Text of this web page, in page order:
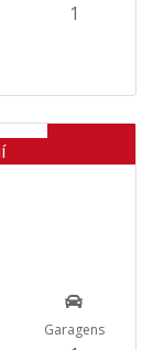
1
Garagens